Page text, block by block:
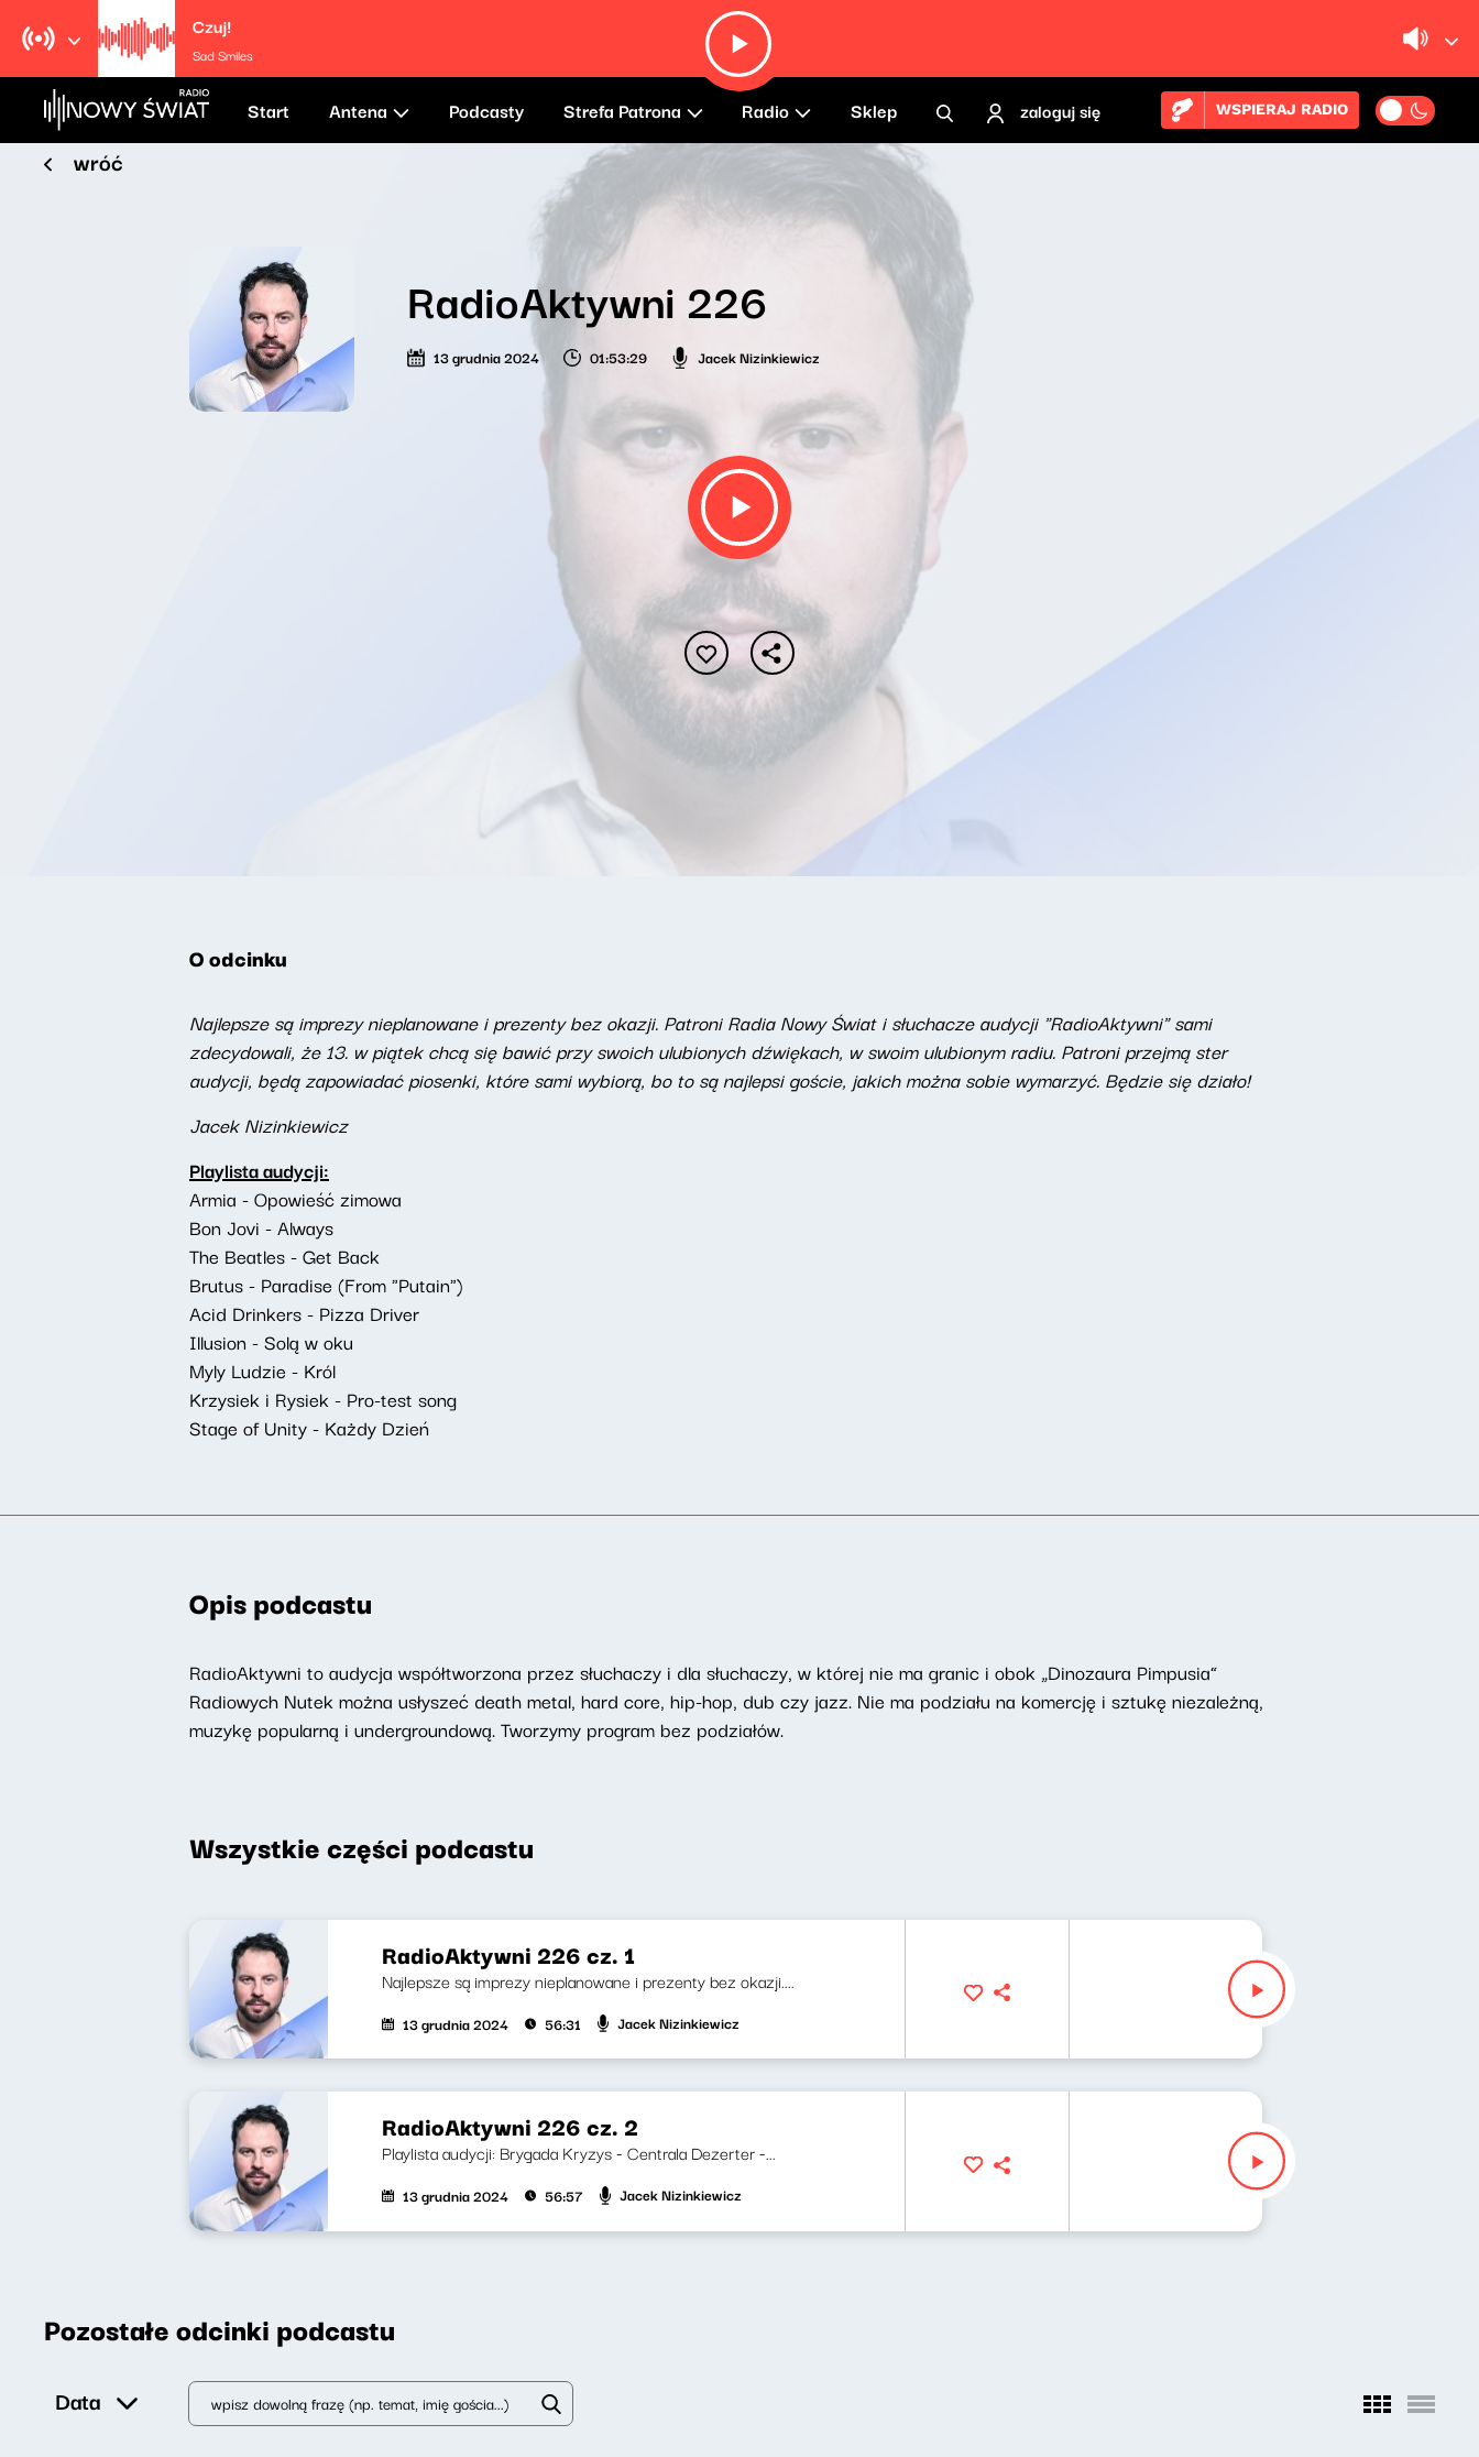
Czuj!
Sad Smiles
Start Antena Podcasty Strefa Patrona Radio Sklep zaloguj się WSPIERAJ RADIO
wróć
RadioAktywni 226
13 grudnia 2024 01:53:29 Jacek Nizinkiewicz
O odcinku
Najlepsze są imprezy nieplanowane i prezenty bez okazji. Patroni Radia Nowy Świat i słuchacze audycji "RadioAktywni" sami
zdecydowali, że 13. w piątek chcą się bawić przy swoich ulubionych dźwiękach, w swoim ulubionym radiu. Patroni przejmą ster
audycji, będą zapowiadać piosenki, które sami wybiorą, bo to są najlepsi goście, jakich można sobie wymarzyć. Będzie się działo!
Jacek Nizinkiewicz
Playlista audycji:
Armia - Opowieść zimowa
Bon Jovi - Always
The Beatles - Get Back
Brutus - Paradise (From "Putain")
Acid Drinkers - Pizza Driver
Illusion - Solą w oku
Myly Ludzie - Król
Krzysiek i Rysiek - Pro-test song
Stage of Unity - Każdy Dzień
Opis podcastu
RadioAktywni to audycja współtworzona przez słuchaczy i dla słuchaczy, w której nie ma granic i obok „Dinozaura Pimpusia”
Radiowych Nutek można usłyszeć death metal, hard core, hip-hop, dub czy jazz. Nie ma podziału na komercję i sztukę niezależną,
muzykę popularną i undergroundową. Tworzymy program bez podziałów.
Wszystkie części podcastu
RadioAktywni 226 cz. 1
Najlepsze są imprezy nieplanowane i prezenty bez okazji....
13 grudnia 2024 56:31 Jacek Nizinkiewicz
RadioAktywni 226 cz. 2
Playlista audycji: Brygada Kryzys - Centrala Dezerter -...
13 grudnia 2024 56:57 Jacek Nizinkiewicz
Pozostałe odcinki podcastu
Data